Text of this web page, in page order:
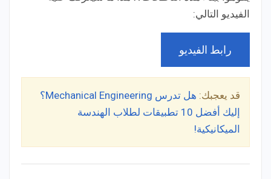
الفيديو التالي:
رابط الفيديو
قد يعجبك:
هل تدرس Mechanical Engineering؟
إليك أفضل 10 تطبيقات لطلاب الهندسة
الميكانيكية!